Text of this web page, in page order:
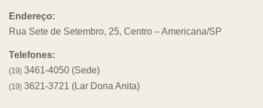
Endereço:
Rua Sete de Setembro, 25, Centro – Americana/SP
Telefones:
(19) 3461-4050 (Sede)
(19) 3621-3721 (Lar Dona Anita)